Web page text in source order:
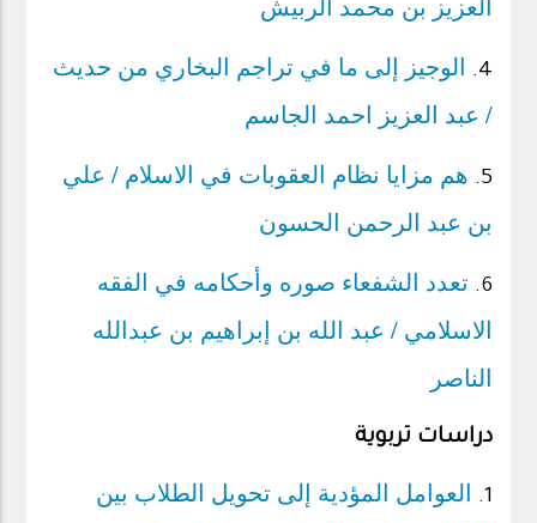
العزيز بن محمد الربيش
4.
الوجيز إلى ما في تراجم البخاري من حديث
/ عبد العزيز احمد الجاسم
5. هم مزايا نظام العقوبات في الاسلام / علي
بن عبد الرحمن الحسون
6. تعدد الشفعاء صوره وأحكامه في الفقه
الاسلامي / عبد الله بن إبراهيم بن عبدالله
الناصر
دراسات تربوية
1. العوامل المؤدية إلى تحويل الطلاب بين